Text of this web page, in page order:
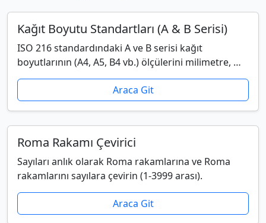
Kağıt Boyutu Standartları (A & B Serisi)
ISO 216 standardındaki A ve B serisi kağıt
boyutlarının (A4, A5, B4 vb.) ölçülerini milimetre, …
Araca Git
Roma Rakamı Çevirici
Sayıları anlık olarak Roma rakamlarına ve Roma
rakamlarını sayılara çevirin (1-3999 arası).
Araca Git